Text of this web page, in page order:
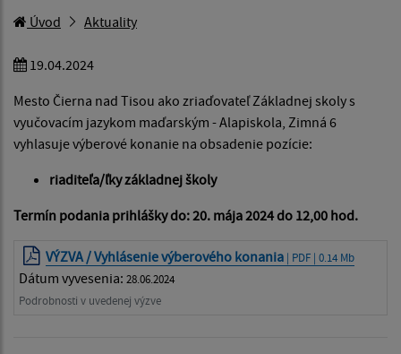
Úvod Aktuality
19.04.2024
Mesto Čierna nad Tisou ako zriaďovateľ Základnej skoly s
vyučovacím jazykom maďarským - Alapiskola, Zimná 6
vyhlasuje výberové konanie na obsadenie pozície:
riaditeľa/ľky základnej školy
Termín podania prihlášky do: 20. mája 2024 do 12,00 hod.
VÝZVA / Vyhlásenie výberového konania | PDF | 0.14 Mb
Dátum vyvesenia: 28.06.2024
Podrobnosti v uvedenej výzve